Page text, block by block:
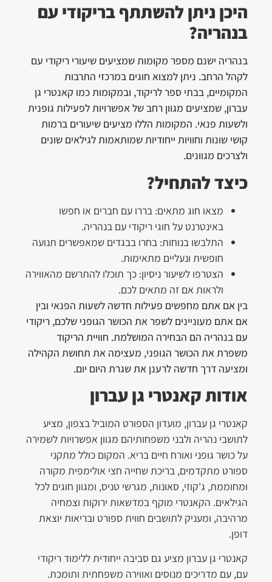
היכן ניתן להשתתף בריקודי עם
בנהריה?
בנהריה ישנם מספר מקומות שמציעים שיעורי ריקודי עם
לקהל הרחב. ניתן למצוא חוגים במרכזי התרבות
המקומיים, בבתי ספר לריקוד, ובמקומות כמו קאנטרי גן
עברון, שמציעים מגוון רחב של אפשרויות לפעילות גופנית
ולשעות פנאי. המקומות הללו מציעים שיעורים ברמות
קושי שונות וחוויות ייחודיות שמותאמות לגילאים שונים
ולצרכים מגוונים.
כיצד להתחיל?
מצאו חוג מתאים: בררו עם חברים או חפשו
באינטרנט על חוגי ריקודי עם בנהריה.
התלבשו בנוחות: בחרו בבגדים שמאפשרים תנועה
חופשית ונעליים מתאימות.
הצטרפו לשיעור ניסיון: כך תוכלו להתרשם מהאווירה
ולראות אם זה מתאים לכם.
בין אם אתם מחפשים פעילות חדשה לשעות הפנאי ובין
אם אתם מעוניינים לשפר את הכושר הגופני שלכם, ריקודי
עם בנהריה הם הבחירה המושלמת. חוויית הריקוד
משפרת את הכושר הגופני, מעצימה את תחושת הקהילה
ומציעה דרך חדשה לרענן את שגרת היום יום.
אודות קאנטרי גן עברון
קאנטרי גן עברון, מועדון הספורט המוביל בצפון, מציע
לתושבי נהריה ולבני משפחותיהם מגוון אפשרויות לשמירה
על כושר גופני ואורח חיים בריא. המקום כולל מתקני
ספורט מתקדמים, בריכת שחייה חצי אולימפית מקורה
ומחוממת, ג'קוזי, סאונות, מגרשי טניס, ומגוון חוגים לכל
הגילאים. הקאנטרי מוקף במדשאות ירוקות וצמחיה
מרהיבה, ומעניק לתושבים חווית ספורט ובריאות יוצאת
דופן.
קאנטרי גן עברון מציע גם סביבה ייחודית ללימוד ריקודי
עם, עם מדריכים מנוסים ואווירה משפחתית ותומכת.